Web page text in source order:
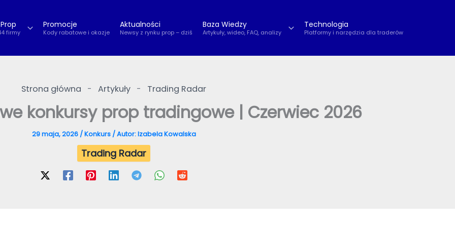
firmy
Promocje
Kody rabatowe i okazje
Aktualności
Newsy z rynku prop – dziś
Baza Wiedzy
Artykuły, wideo, FAQ, analizy
Technologia
Platformy i narzędzia dla traderów
Strona główna - Artykuły - Trading Radar
konkursy prop tradingowe | Czerwiec 2026
29 maja, 2026 /Konkurs/ Autor:Izabela Kowalska
Trading Radar